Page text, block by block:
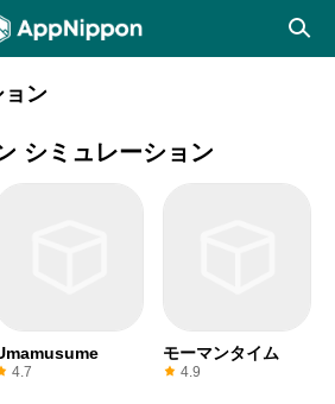
ョン
シミュレーション
4.7
モーマンタイム
4.9